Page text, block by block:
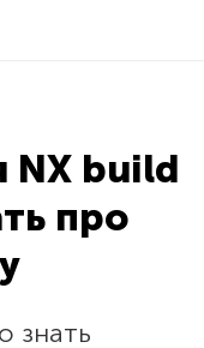
NX build
про
знать